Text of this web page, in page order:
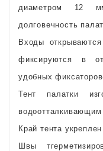
диаметром 12
долговечность
Входы
фиксируются в
удобных
Тент палатки
водоотталкивающим
Край тента
Швы